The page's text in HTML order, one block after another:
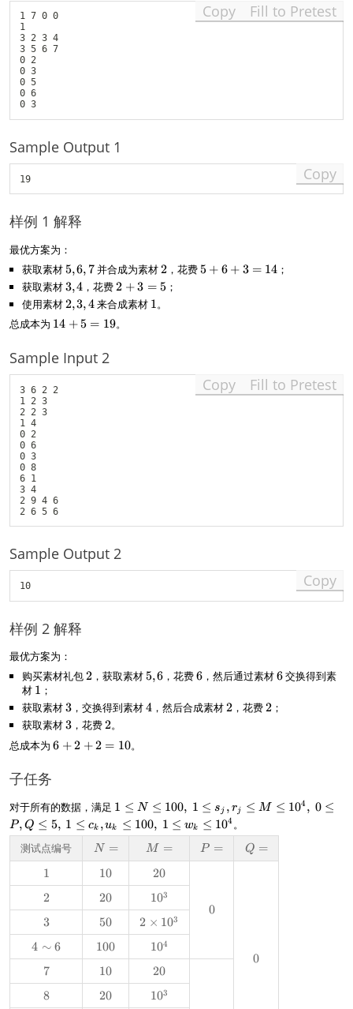
)
1
1 7 0 0
1
3 2 3 4
3 5 6 7
0 2
0 3
0 5
0 6
0 3
Copy Fill to Pretest
Sample Output 1
19 Copy
样例 1 解释
最优方案为：
获取素材5
,
6
,
7
5,6, 7并合成为素材2
2，花费5
5 + 6 + 3 = 14 ；
获取素材3
,
3,4 ，花费2
+
=
2 +3 = 5；
使用素材2
3
4
2,3,4来合成素材 1
1。
总成本为 1
5
=
1
14 +5 = 19。
Sample Input 2
3 6 2 2
1 2 3
2 2 3
1 4
0 2
0 6
0 3
0 8
6 1
3 4
2 9 4 6
2 6 5 6
Copy Fill to Pretest
Sample Output 2
10 Copy
样例 2 解释
最优方案为：
购买素材礼包2
2，获取素材5
6
5,6 ，花费6
6 ，然后通过素材6
6交换得到素
材 1
1 ；
获取素材3
3，交换得到素材4
4，然后合成素材2
2，花费2
2；
获取素材3
3，花费2
2。
总成本为6
2
=
1
0
6 + 2 + 2 = 10。
子任务
对于所有的数据，满足 1
\l
e
N
\l
1
~
1
\l
j,r
1 ≤ N ≤ 100, 1 ≤ s j , rj ≤ M ≤ 104 , 0 ≤
P , Q ≤ 5, 1 ≤ ck ,uk ≤ 100, 1 ≤ wk ≤ 104 。
测试点编号
N
=
N =
M
=
M =
P
=
P =
Q
=
Q =
1
1
1
0
10
2
0
20
0
0
0
0
2
2
2
0
20
1
0
^
3
103
3
3
5
0
50
2
\
2 × 103
4
\
4 ∼ 6
1
0
0
100
1
0
^
4
104
7
7
1
0
10
2
0
20
8
8
2
20
1
103